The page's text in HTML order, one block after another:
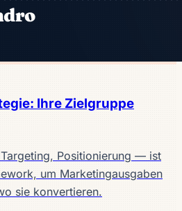
Ihre Zielgruppe
Positionierung — ist
um Marketingausgaben
sie konvertieren.